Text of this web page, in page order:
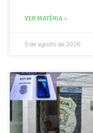
VER MATÉRIA »
5 de agosto de 2026